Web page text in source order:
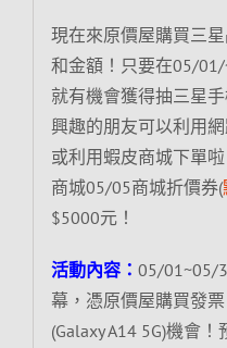
現在來原價屋購買三
和金額！只要在05/
就有機會獲得抽三星手
興趣的朋友可以利用
或利用蝦皮商城下單
商城05/05商城折價券(
$5000元！
活動內容： 05/01~05/
幕，憑原價屋購買發
(Galaxy A14 5G)機會